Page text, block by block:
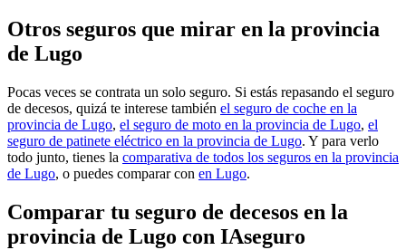
Otros seguros que mirar en la provincia
de Lugo
Pocas veces se contrata un solo seguro. Si estás repasando el seguro
de decesos, quizá te interese también el seguro de coche en la
provincia de Lugo, el seguro de moto en la provincia de Lugo, el
seguro de patinete eléctrico en la provincia de Lugo. Y para verlo
todo junto, tienes la comparativa de todos los seguros en la provincia
de Lugo, o puedes comparar con en Lugo.
Comparar tu seguro de decesos en la
provincia de Lugo con IAseguro